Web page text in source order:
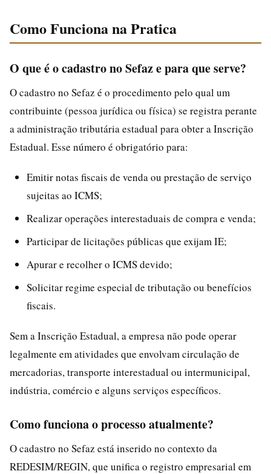
Como Funciona na Pratica
O que é o cadastro no Sefaz e para que serve?
O cadastro no Sefaz é o procedimento pelo qual um
contribuinte (pessoa jurídica ou física) se registra perante
a administração tributária estadual para obter a Inscrição
Estadual. Esse número é obrigatório para:
Emitir notas fiscais de venda ou prestação de serviço
sujeitas ao ICMS;
Realizar operações interestaduais de compra e venda;
Participar de licitações públicas que exijam IE;
Apurar e recolher o ICMS devido;
Solicitar regime especial de tributação ou benefícios
fiscais.
Sem a Inscrição Estadual, a empresa não pode operar
legalmente em atividades que envolvam circulação de
mercadorias, transporte interestadual ou intermunicipal,
indústria, comércio e alguns serviços específicos.
Como funciona o processo atualmente?
O cadastro no Sefaz está inserido no contexto da
REDESIM/REGIN, que unifica o registro empresarial em